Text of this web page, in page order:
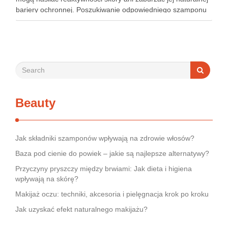
bariery ochronnej. Poszukiwanie odpowiedniego szamponu
bywa dla wielu pacjentów procesem długim i frustrującym, bo
Beauty
Jak składniki szamponów wpływają na zdrowie włosów?
Baza pod cienie do powiek – jakie są najlepsze alternatywy?
Przyczyny pryszczy między brwiami: Jak dieta i higiena
wpływają na skórę?
Makijaż oczu: techniki, akcesoria i pielęgnacja krok po kroku
Jak uzyskać efekt naturalnego makijażu?